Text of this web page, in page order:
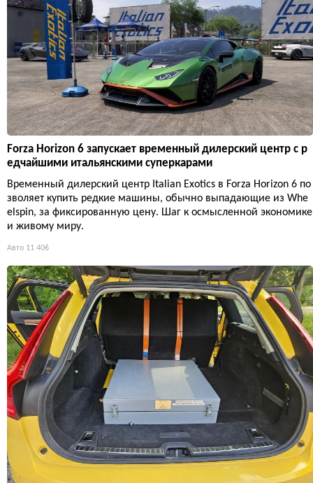
Forza Horizon 6 запускает временный дилерский центр с р
едчайшими итальянскими суперкарами
Временный дилерский центр Italian Exotics в Forza Horizon 6 по
зволяет купить редкие машины, обычно выпадающие из Whe
elspin, за фиксированную цену. Шаг к осмысленной экономике
и живому миру.
Авто 11 406